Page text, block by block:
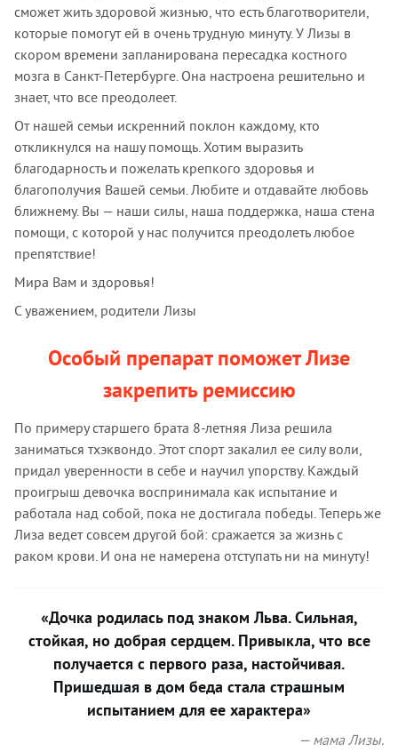
сможет жить здоровой жизнью, что есть благотворители,
которые помогут ей в очень трудную минуту. У Лизы в
скором времени запланирована пересадка костного
мозга в Санкт-Петербурге. Она настроена решительно и
знает, что все преодолеет.
От нашей семьи искренний поклон каждому, кто
откликнулся на нашу помощь. Хотим выразить
благодарность и пожелать крепкого здоровья и
благополучия Вашей семьи. Любите и отдавайте любовь
ближнему. Вы — наши силы, наша поддержка, наша стена
помощи, с которой у нас получится преодолеть любое
препятствие!
Мира Вам и здоровья!
С уважением, родители Лизы
Особый препарат поможет Лизе
закрепить ремиссию
По примеру старшего брата 8-летняя Лиза решила
заниматься тхэквондо. Этот спорт закалил ее силу воли,
придал уверенности в себе и научил упорству. Каждый
проигрыш девочка воспринимала как испытание и
работала над собой, пока не достигала победы. Теперь же
Лиза ведет совсем другой бой: сражается за жизнь с
раком крови. И она не намерена отступать ни на минуту!
«Дочка родилась под знаком Льва. Сильная,
стойкая, но добрая сердцем. Привыкла, что все
получается с первого раза, настойчивая.
Пришедшая в дом беда стала страшным
испытанием для ее характера»
— мама Лизы.